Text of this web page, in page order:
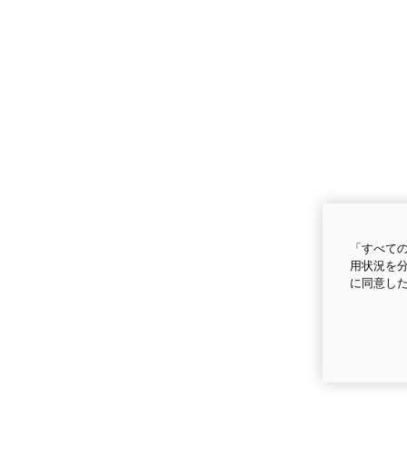
「すべて
用状況を
に同意し